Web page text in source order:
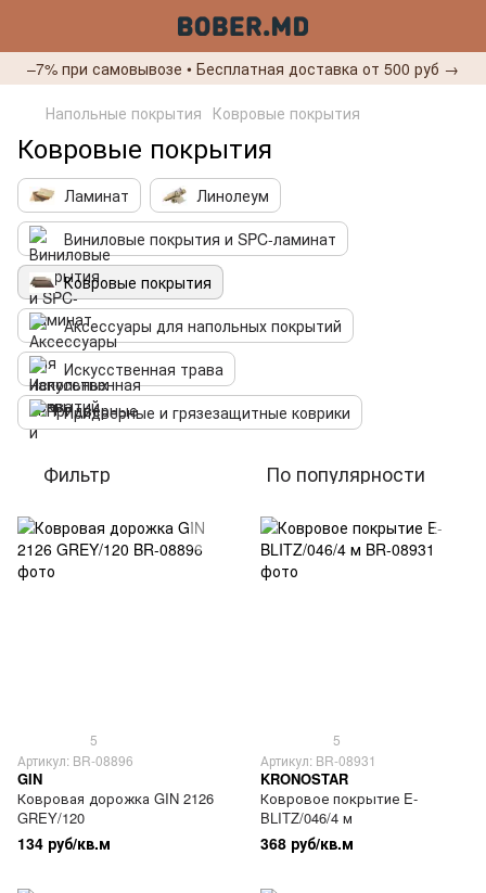
–7% при самовывозе • Бесплатная доставка от 500 руб →
Напольные покрытия Ковровые покрытия
Ковровые покрытия
Ламинат
Линолеум
Виниловые покрытия и SPC-ламинат
Ковровые покрытия
Аксессуары для напольных покрытий
Искусственная трава
Придверные и грязезащитные коврики
Фильтр По популярности
5
Артикул: BR-08896
GIN
Ковровая дорожка GIN 2126
GREY/120
134 руб/кв.м
5
Артикул: BR-08931
KRONOSTAR
Ковровое покрытие E-
BLITZ/046/4 м
368 руб/кв.м